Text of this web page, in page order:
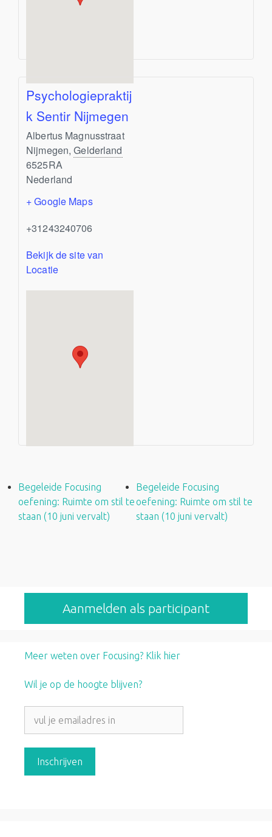
Psychologiepraktij
k Sentir Nijmegen
Albertus Magnusstraat
Nijmegen, Gelderland
6525RA
Nederland
+ Google Maps
+31243240706
Bekijk de site van
Locatie
Begeleide Focusing
oefening: Ruimte om stil te
staan (10 juni vervalt)
Begeleide Focusing
oefening: Ruimte om stil te
staan (10 juni vervalt)
Aanmelden als participant
Meer weten over Focusing? Klik hier
Wil je op de hoogte blijven?